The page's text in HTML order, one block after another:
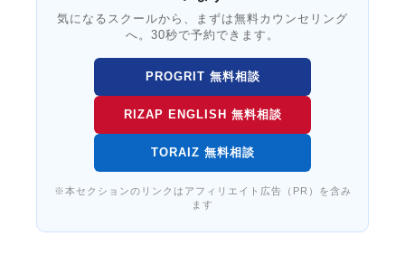
気になるスクールから、まずは無料カウンセリング
へ。30秒で予約できます。
PROGRIT 無料相談
RIZAP ENGLISH 無料相談
TORAIZ 無料相談
※本セクションのリンクはアフィリエイト広告（PR）を含み
ます